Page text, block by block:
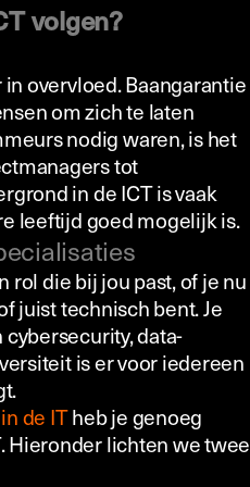
volgen?
overvloed. Baangarantie
om zich te laten
nodig waren, is het
tot
in de ICT is vaak
leeftijd goed mogelijk is.
rol die bij jou past, of je nu
juist technisch bent. Je
data-
is er voor iedereen
de ITheb je genoeg
Hieronder lichten we twee